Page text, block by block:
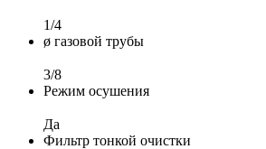
1/4
ø газовой трубы
3/8
Режим осушения
Да
Фильтр тонкой очистки